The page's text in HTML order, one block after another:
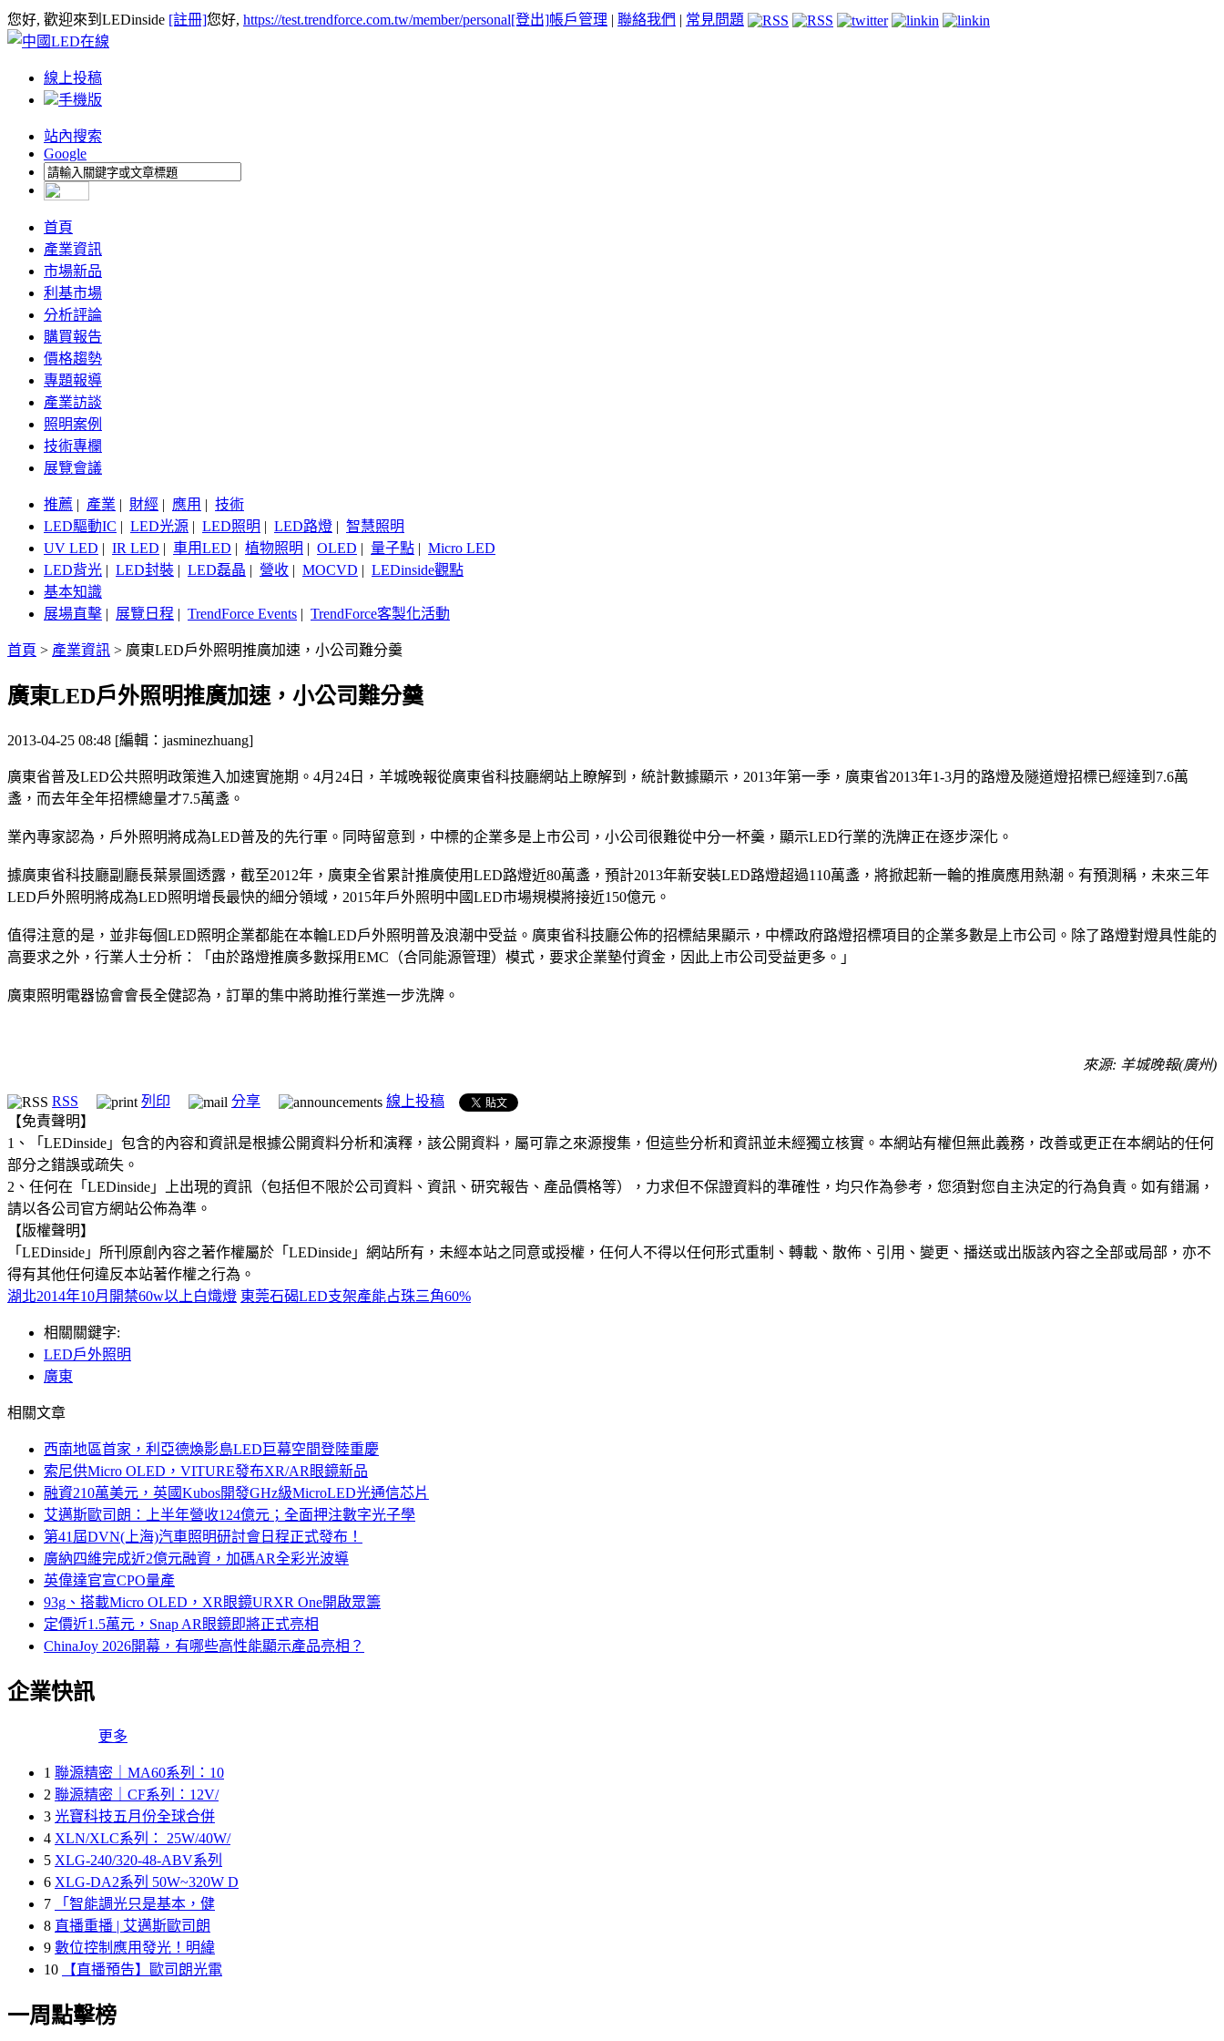
您好, 歡迎來到LEDinside [註冊]您好, https://test.trendforce.com.tw/member/personal[登出]帳戶管理 | 聯絡我們 | 常見問題
線上投稿
手機版
站內搜索
Google
首頁
產業資訊
市場新品
利基市場
分析評論
購買報告
價格趨勢
專題報導
產業訪談
照明案例
技術專欄
展覽會議
推薦 | 產業 | 財經 | 應用 | 技術
LED驅動IC | LED光源 | LED照明 | LED路燈 | 智慧照明
UV LED | IR LED | 車用LED | 植物照明 | OLED | 量子點 | Micro LED
LED背光 | LED封裝 | LED磊晶 | 營收 | MOCVD | LEDinside觀點
基本知識
展場直擊 | 展覽日程 | TrendForce Events | TrendForce客製化活動
首頁 > 產業資訊 > 廣東LED戶外照明推廣加速，小公司難分羹
廣東LED戶外照明推廣加速，小公司難分羹
2013-04-25 08:48 [編輯：jasminezhuang]
廣東省普及LED公共照明政策進入加速實施期。4月24日，羊城晚報從廣東省科技廳網站上瞭解到，統計數據顯示，2013年第一季，廣東省2013年1-3月的路燈及隧道燈招標已經達到7.6萬
盞，而去年全年招標總量才7.5萬盞。
業內專家認為，戶外照明將成為LED普及的先行軍。同時留意到，中標的企業多是上市公司，小公司很難從中分一杯羹，顯示LED行業的洗牌正在逐步深化。
據廣東省科技廳副廳長葉景圖透露，截至2012年，廣東全省累計推廣使用LED路燈近80萬盞，預計2013年新安裝LED路燈超過110萬盞，將掀起新一輪的推廣應用熱潮。有預測稱，未來三年
LED戶外照明將成為LED照明增長最快的細分領域，2015年戶外照明中國LED市場規模將接近150億元。
值得注意的是，並非每個LED照明企業都能在本輪LED戶外照明普及浪潮中受益。廣東省科技廳公佈的招標結果顯示，中標政府路燈招標項目的企業多數是上市公司。除了路燈對燈具性能的
高要求之外，行業人士分析：「由於路燈推廣多數採用EMC（合同能源管理）模式，要求企業墊付資金，因此上市公司受益更多。」
廣東照明電器協會會長全健認為，訂單的集中將助推行業進一步洗牌。
來源: 羊城晚報(廣州)
RSS 列印 分享
線上投稿
【免責聲明】
1、「LEDinside」包含的內容和資訊是根據公開資料分析和演釋，該公開資料，屬可靠之來源搜集，但這些分析和資訊並未經獨立核實。本網站有權但無此義務，改善或更正在本網站的任何
部分之錯誤或疏失。
2、任何在「LEDinside」上出現的資訊（包括但不限於公司資料、資訊、研究報告、產品價格等），力求但不保證資料的準確性，均只作為參考，您須對您自主決定的行為負責。如有錯漏，
請以各公司官方網站公佈為準。
【版權聲明】
「LEDinside」所刊原創內容之著作權屬於「LEDinside」網站所有，未經本站之同意或授權，任何人不得以任何形式重制、轉載、散佈、引用、變更、播送或出版該內容之全部或局部，亦不
得有其他任何違反本站著作權之行為。
湖北2014年10月開禁60w以上白熾燈 東莞石碣LED支架產能占珠三角60%
相關關鍵字:
LED戶外照明
廣東
相關文章
西南地區首家，利亞德煥影島LED巨幕空間登陸重慶
索尼供Micro OLED，VITURE發布XR/AR眼鏡新品
融資210萬美元，英國Kubos開發GHz級MicroLED光通信芯片
艾邁斯歐司朗：上半年營收124億元；全面押注數字光子學
第41屆DVN(上海)汽車照明研討會日程正式發布！
廣納四維完成近2億元融資，加碼AR全彩光波導
英偉達官宣CPO量產
93g、搭載Micro OLED，XR眼鏡URXR One開啟眾籌
定價近1.5萬元，Snap AR眼鏡即將正式亮相
ChinaJoy 2026開幕，有哪些高性能顯示產品亮相？
企業快訊
更多
1 聯源精密｜MA60系列：10
2 聯源精密｜CF系列：12V/
3 光寶科技五月份全球合併
4 XLN/XLC系列： 25W/40W/
5 XLG-240/320-48-ABV系列
6 XLG-DA2系列 50W~320W D
7
「智能調光只是基本，健
8 直播重播 | 艾邁斯歐司朗
9 數位控制應用發光！明緯
10
【直播預告】歐司朗光電
一周點擊榜